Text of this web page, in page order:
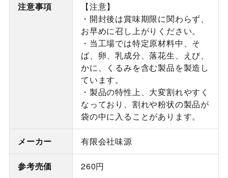
注意事項
【注意】
・開封後は賞味期限に関わらず、
お早めに召し上がりください。
・当工場では特定原材料中、そ
ば、卵、乳成分、落花生、えび、
かに、くるみを含む製品を製造し
ています。
・製品の特性上、大変割れやすく
なっており、割れや粉状の製品が
袋の中に入ることがあります。
メーカー 有限会社味源
参考売価 260円